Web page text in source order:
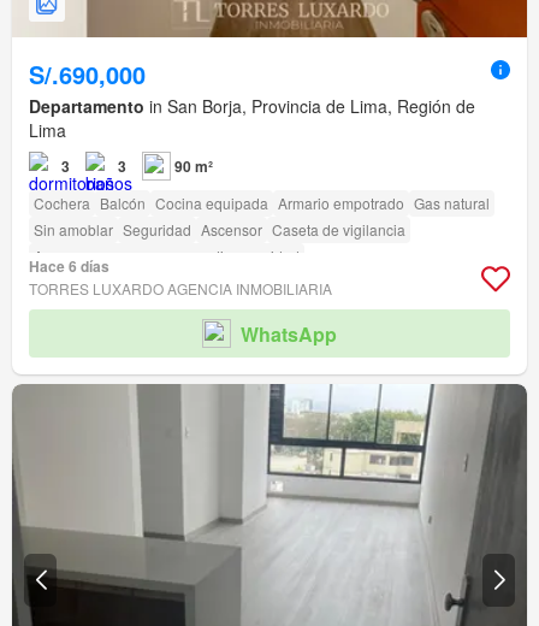
S/.690,000
Departamento in San Borja, Provincia de Lima, Región de
Lima
3 3 90 m²
Cochera Balcón Cocina equipada Armario empotrado Gas natural
Sin amoblar Seguridad Ascensor Caseta de vigilancia
Acceso para personas con discapacidad
Hace 6 días
TORRES LUXARDO AGENCIA INMOBILIARIA
WhatsApp